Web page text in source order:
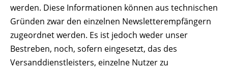
werden. Diese Informationen können aus technischen
Gründen zwar den einzelnen Newsletterempfängern
zugeordnet werden. Es ist jedoch weder unser
Bestreben, noch, sofern eingesetzt, das des
Versanddienstleisters, einzelne Nutzer zu